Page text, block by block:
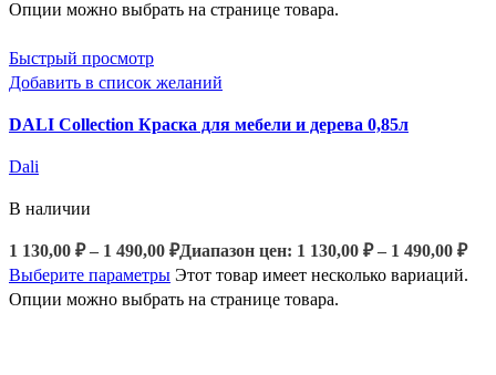
Опции можно выбрать на странице товара.
Быстрый просмотр
Добавить в список желаний
DALI Collection Краска для мебели и дерева 0,85л
Dali
В наличии
1 130,00 ₽ – 1 490,00 ₽Диапазон цен: 1 130,00 ₽ – 1 490,00 ₽
Выберите параметры Этот товар имеет несколько вариаций.
Опции можно выбрать на странице товара.